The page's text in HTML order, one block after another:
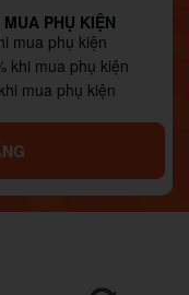
PHỤ KIỆN
mua phụ kiện
khi mua phụ kiện
mua phụ kiện